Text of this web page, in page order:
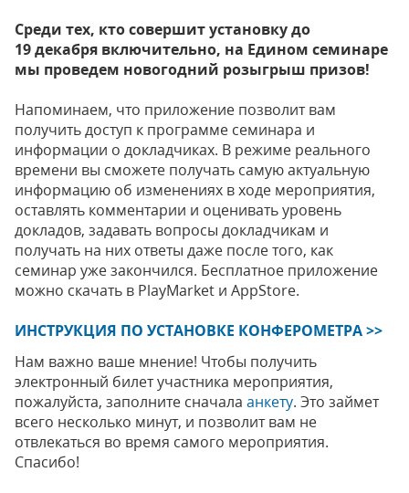
Среди тех, кто совершит установку до
19 декабря включительно, на Едином семинаре
мы проведем новогодний розыгрыш призов!
Напоминаем, что приложение позволит вам
получить доступ к программе семинара и
информации о докладчиках. В режиме реального
времени вы сможете получать самую актуальную
информацию об изменениях в ходе мероприятия,
оставлять комментарии и оценивать уровень
докладов, задавать вопросы докладчикам и
получать на них ответы даже после того, как
семинар уже закончился. Бесплатное приложение
можно скачать в PlayMarket и AppStore.
ИНСТРУКЦИЯ ПО УСТАНОВКЕ КОНФЕРОМЕТРА >>
Нам важно ваше мнение! Чтобы получить
электронный билет участника мероприятия,
пожалуйста, заполните сначала анкету. Это займет
всего несколько минут, и позволит вам не
отвлекаться во время самого мероприятия.
Спасибо!